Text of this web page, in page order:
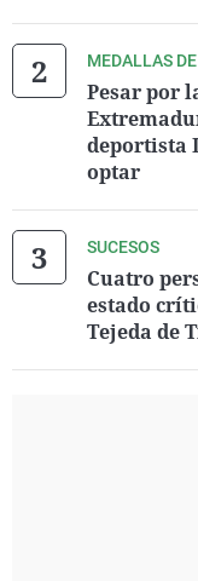
MEDALLAS
Pesar por
deportista
optar
SUCESOS
Cuatro
estado
Tejeda de